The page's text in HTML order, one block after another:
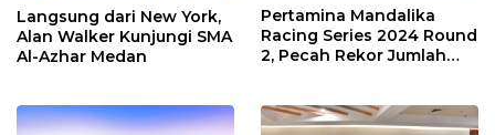
Langsung dari New York,
Alan Walker Kunjungi SMA
Al-Azhar Medan
Pertamina Mandalika
Racing Series 2024 Round
2, Pecah Rekor Jumlah